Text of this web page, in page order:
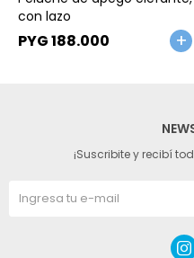
con lazo
PYG188.000
¡Suscribite y recibí
